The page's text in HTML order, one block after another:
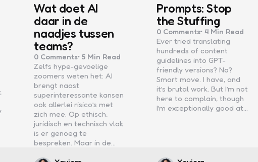
Wat doet AI
daar in de
naadjes tussen
teams?
0 Comments 5 Min Read
Zelfs hype-gevoelige
zoomers weten het: AI
brengt naast
superinteressante kansen
ook allerlei risico’s met
zich mee. Op ethisch,
juridisch en technisch vlak
is er genoeg te
bespreken. Maar in de…
Prompts: Stop
the Stuffing
0Comments 4 Min Read
Ever tried translating
hundreds of content
guidelines into GPT-
friendly versions? No?
Smart move. I have, and
it’s brutal work. But I’m not
here to complain, though
I’m exceptionally good at…